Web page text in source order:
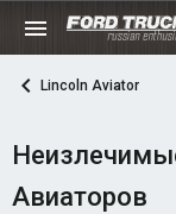
Lincoln Aviator
Авиаторов